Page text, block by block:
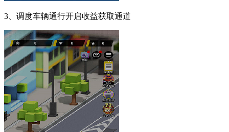
3、调度车辆通行开启收益获取通道